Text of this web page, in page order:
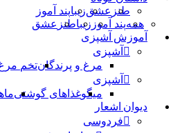
طنز عشقزیباپند آموز
همهپند آموز زیباطنز عشق
آموزش آشپزی
آشپزی
مرغ و پرندگانتخم
آشپزی
میگوغذاهای گوشتی
دیوان اشعار
فردوسی